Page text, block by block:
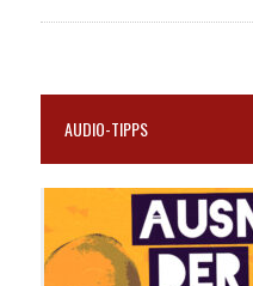
AUDIO-TIPPS